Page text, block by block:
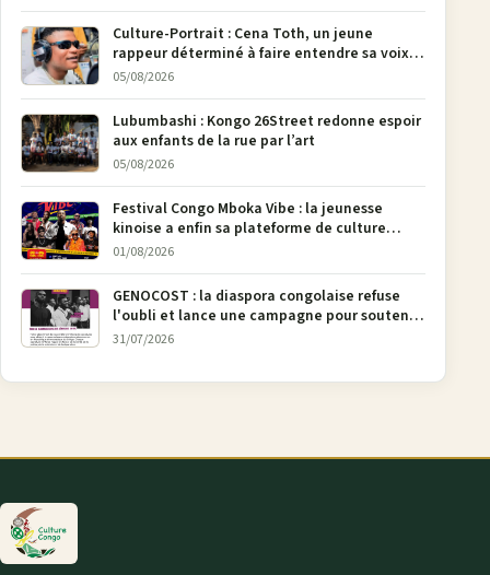
Culture-Portrait : Cena Toth, un jeune
rappeur déterminé à faire entendre sa voix à
Bunia
05/08/2026
Lubumbashi : Kongo 26Street redonne espoir
aux enfants de la rue par l’art
05/08/2026
Festival Congo Mboka Vibe : la jeunesse
kinoise a enfin sa plateforme de culture
urbaine
01/08/2026
GENOCOST : la diaspora congolaise refuse
l'oubli et lance une campagne pour soutenir
la pétition FONAREV depuis Bruxelles
31/07/2026